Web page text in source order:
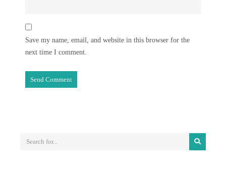
Save my name, email, and website in this browser for the
next time I comment.